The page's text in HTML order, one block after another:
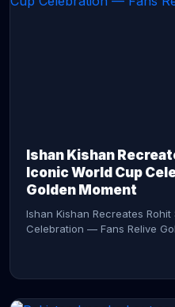
Ishan Kishan
Iconic World Cup
Golden Moment
Ishan Kishan Recreates Rohit
Celebration — Fans Relive